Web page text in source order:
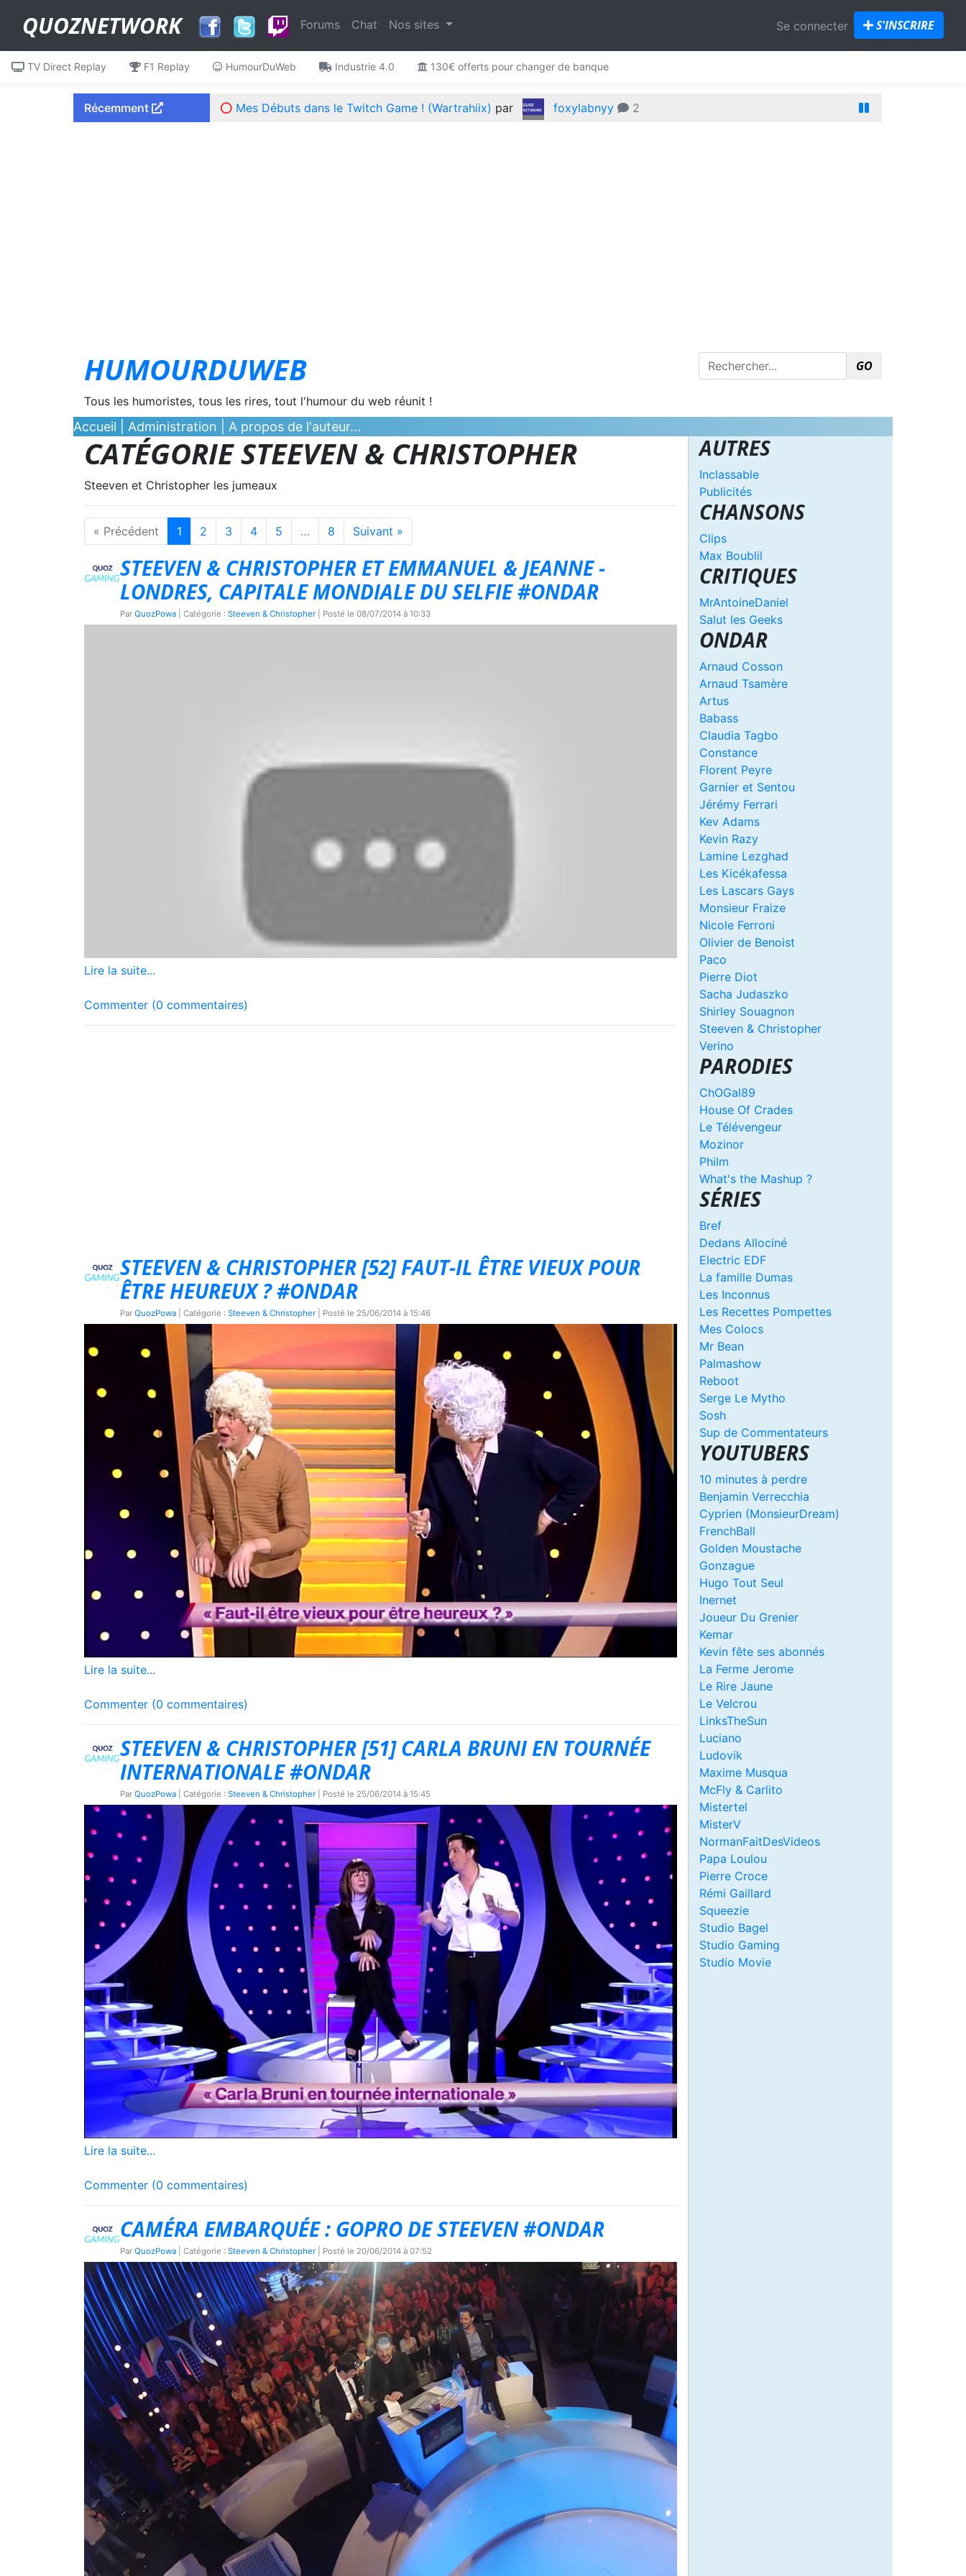
QUOZNETWORK Forums Chat Nos sites Se connecter S'INSCRIRE
TV Direct Replay F1 Replay HumourDuWeb Industrie 4.0 130€ offerts pour changer de banque
Récemment Mes Débuts dans le Twitch Game ! (Wartrahiix) par foxylabnyy 2
HUMOURDUWEB GO
Tous les humoristes, tous les rires, tout l'humour du web réunit !
Accueil Administration A propos de l'auteur...
CATÉGORIE STEEVEN & CHRISTOPHER
Steeven et Christopher les jumeaux
« Précédent 1 2 3 4 5 … 8 Suivant »
STEEVEN & CHRISTOPHER ET EMMANUEL & JEANNE -
LONDRES, CAPITALE MONDIALE DU SELFIE #ONDAR
Par QuozPowa | Catégorie : Steeven & Christopher | Posté le 08/07/2014 à 10:33
Lire la suite...
Commenter (0 commentaires)
STEEVEN & CHRISTOPHER [52] FAUT-IL ÊTRE VIEUX POUR
ÊTRE HEUREUX ? #ONDAR
Par QuozPowa | Catégorie : Steeven & Christopher | Posté le 25/06/2014 à 15:46
Lire la suite...
Commenter (0 commentaires)
STEEVEN & CHRISTOPHER [51] CARLA BRUNI EN TOURNÉE
INTERNATIONALE #ONDAR
Par QuozPowa | Catégorie : Steeven & Christopher | Posté le 25/06/2014 à 15:45
Lire la suite...
Commenter (0 commentaires)
CAMÉRA EMBARQUÉE : GOPRO DE STEEVEN #ONDAR
Par QuozPowa | Catégorie : Steeven & Christopher | Posté le 20/06/2014 à 07:52
AUTRES
Inclassable
Publicités
CHANSONS
Clips
Max Boublil
CRITIQUES
MrAntoineDaniel
Salut les Geeks
ONDAR
Arnaud Cosson
Arnaud Tsamère
Artus
Babass
Claudia Tagbo
Constance
Florent Peyre
Garnier et Sentou
Jérémy Ferrari
Kev Adams
Kevin Razy
Lamine Lezghad
Les Kicékafessa
Les Lascars Gays
Monsieur Fraize
Nicole Ferroni
Olivier de Benoist
Paco
Pierre Diot
Sacha Judaszko
Shirley Souagnon
Steeven & Christopher
Verino
PARODIES
ChOGal89
House Of Crades
Le Télévengeur
Mozinor
Philm
What's the Mashup ?
SÉRIES
Bref
Dedans Allociné
Electric EDF
La famille Dumas
Les Inconnus
Les Recettes Pompettes
Mes Colocs
Mr Bean
Palmashow
Reboot
Serge Le Mytho
Sosh
Sup de Commentateurs
YOUTUBERS
10 minutes à perdre
Benjamin Verrecchia
Cyprien (MonsieurDream)
FrenchBall
Golden Moustache
Gonzague
Hugo Tout Seul
Inernet
Joueur Du Grenier
Kemar
Kevin fête ses abonnés
La Ferme Jerome
Le Rire Jaune
Le Velcrou
LinksTheSun
Luciano
Ludovik
Maxime Musqua
McFly & Carlito
Mistertel
MisterV
NormanFaitDesVideos
Papa Loulou
Pierre Croce
Rémi Gaillard
Squeezie
Studio Bagel
Studio Gaming
Studio Movie